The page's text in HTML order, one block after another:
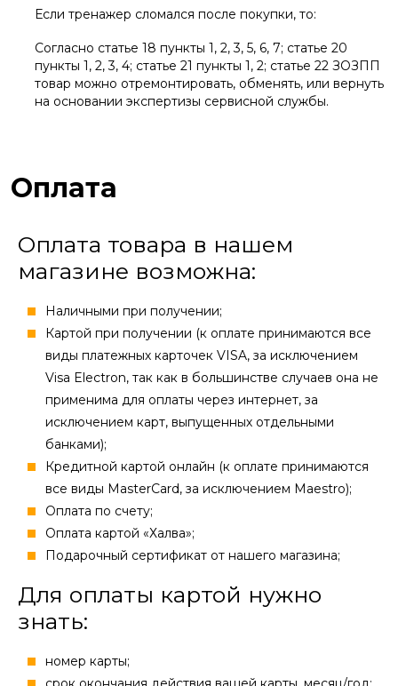
Если тренажер сломался после покупки, то:
Согласно статье 18 пункты 1, 2, 3, 5, 6, 7; статье 20
пункты 1, 2, 3, 4; статье 21 пункты 1, 2; статье 22 ЗОЗПП
товар можно отремонтировать, обменять, или вернуть
на основании экспертизы сервисной службы.
Оплата
Оплата товара в нашем
магазине возможна:
Наличными при получении;
Картой при получении (к оплате принимаются все
виды платежных карточек VISA, за исключением
Visa Electron, так как в большинстве случаев она не
применима для оплаты через интернет, за
исключением карт, выпущенных отдельными
банками);
Кредитной картой онлайн (к оплате принимаются
все виды MasterCard, за исключением Maestro);
Оплата по счету;
Оплата картой «Халва»;
Подарочный сертификат от нашего магазина;
Для оплаты картой нужно
знать:
номер карты;